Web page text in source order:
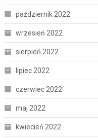
październik 2022
wrzesień 2022
sierpień 2022
lipiec 2022
czerwiec 2022
maj 2022
kwiecień 2022